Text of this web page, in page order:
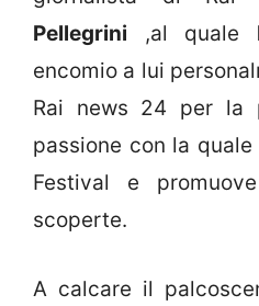
Pellegrini ,al quale
encomio a lui
Rai news 24 per la
passione con la
Festival e
scoperte.
A calcare il